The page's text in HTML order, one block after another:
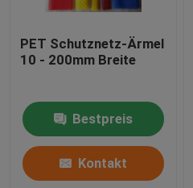
PET Schutznetz-Ärmel
10 - 200mm Breite
Bestpreis
Kontakt